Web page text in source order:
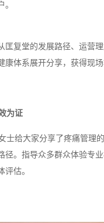
。
匡复堂的发展路径、运营
康体系展开分享，获得现场
为证
士给大家分享了疼痛管理
径。指导众多群众体验专
评估。